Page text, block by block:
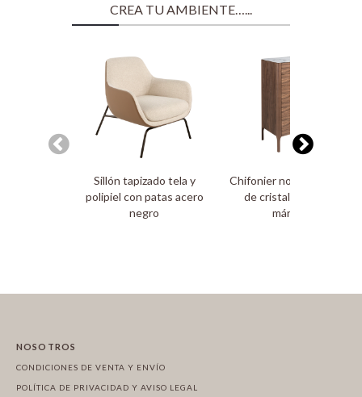
CREA TU AMBIENTE…...
Sillón tapizado tela y
polipiel con patas acero
negro
Chifonier nogal con tapa
de cristal imitación
mármol
NOSOTROS
CONDICIONES DE VENTA Y ENVÍO
POLÍTICA DE PRIVACIDAD Y AVISO LEGAL